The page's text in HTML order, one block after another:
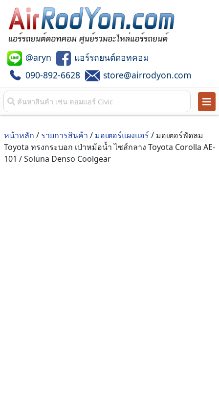
@aryn
แอร์รถยนต์ดอทคอม
090-892-6628
store@airrodyon.com
หน้าหลัก / รายการสินค้า / มอเตอร์แผงแอร์ / มอเตอร์พัดลม
Toyota ทรงกระบอก เป่าหม้อน้ำ ไซส์กลาง Toyota Corolla AE-
101 / Soluna Denso Coolgear